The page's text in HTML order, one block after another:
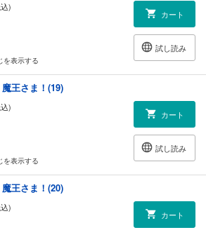
)
カート
試し読み
を表示する
王さま！(19)
)
カート
試し読み
を表示する
王さま！(20)
)
カート